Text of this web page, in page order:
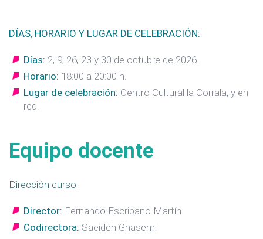
DÍAS, HORARIO Y LUGAR DE CELEBRACIÓN:
Días: 2, 9, 26, 23 y 30 de octubre de 2026.
Horario: 18:00 a 20:00 h.
Lugar de celebración: Centro Cultural la Corrala, y en
red.
Equipo docente
Dirección curso:
Director: Fernando Escribano Martín
Codirectora: Saeideh Ghasemi